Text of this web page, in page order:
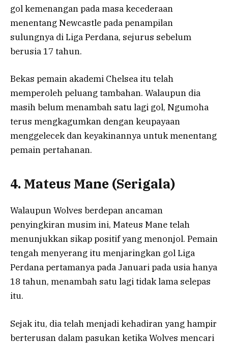
gol kemenangan pada masa kecederaan
menentang Newcastle pada penampilan
sulungnya di Liga Perdana, sejurus sebelum
berusia 17 tahun.
Bekas pemain akademi Chelsea itu telah
memperoleh peluang tambahan. Walaupun dia
masih belum menambah satu lagi gol, Ngumoha
terus mengkagumkan dengan keupayaan
menggelecek dan keyakinannya untuk menentang
pemain pertahanan.
4. Mateus Mane (Serigala)
Walaupun Wolves berdepan ancaman
penyingkiran musim ini, Mateus Mane telah
menunjukkan sikap positif yang menonjol. Pemain
tengah menyerang itu menjaringkan gol Liga
Perdana pertamanya pada Januari pada usia hanya
18 tahun, menambah satu lagi tidak lama selepas
itu.
Sejak itu, dia telah menjadi kehadiran yang hampir
berterusan dalam pasukan ketika Wolves mencari